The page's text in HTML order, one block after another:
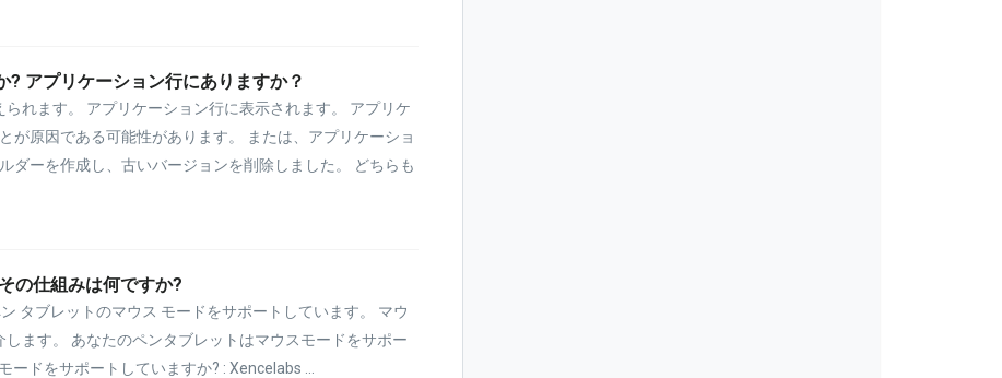
? アプリケーション行にありますか？
られます。 アプリケーション行に表示されます。 アプリケ
が原因である可能性があります。 または、アプリケーショ
ダーを作成し、古いバージョンを削除しました。 どちらも
の仕組みは何ですか?
タブレットのマウス モードをサポートしています。 マウ
します。 あなたのペンタブレットはマウスモードをサポー
ードをサポートしていますか? : Xencelabs ...